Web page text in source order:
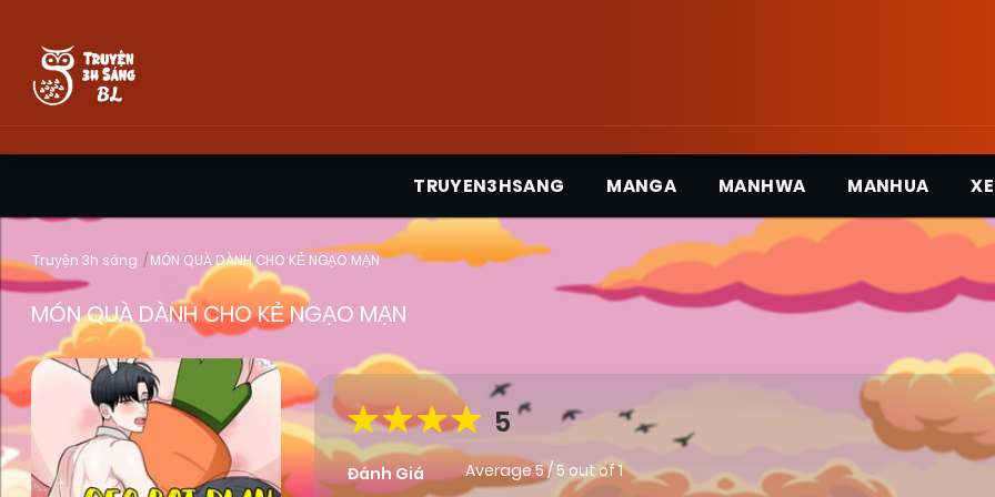
TRUYEN3HSANG MANGA MANHWA MANHUA
Truyện 3h sáng MÓN QUÀ DÀNH CHO KẺ NGẠO MẠN
MÓN QUÀ DÀNH CHO KẺ NGẠO MẠN
5
Đánh Giá Average 5/ 5 out of1